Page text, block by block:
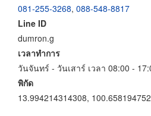
081-255-3268, 088-548-8817
Line ID
dumron.g
เวลาทำการ
วันจันทร์ - วันเสาร์ เวลา 08:00 -
พิกัด
13.994214314308,